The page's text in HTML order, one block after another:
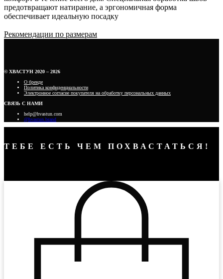
предотвращают натирание, а эргономичная форма
обеспечивает идеальную посадку
Рекомендации по размерам
© ХВАСТУН 2020 – 2026
О бренде
Политика конфиденциальности
Электронное согласие покупателя на обработку персональных данных
СВЯЗЬ С НАМИ
help@hvastun.com
@hvastun.brand
ТЕБЕ ЕСТЬ ЧЕМ ПОХВАСТАТЬСЯ!